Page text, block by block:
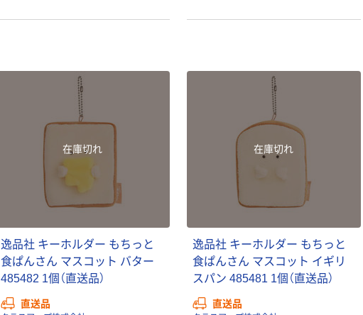
在庫切れ
逸品社 キーホルダー もちっと
食ぱんさん マスコット バター
485482 1個（直送品）
直送品
在庫切れ
逸品社 キーホルダー もちっと
食ぱんさん マスコット イギリ
スパン 485481 1個（直送品）
直送品
￥374~ （税込）